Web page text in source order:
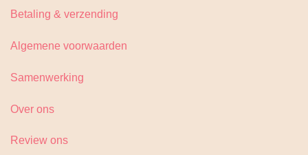
Betaling & verzending
Algemene voorwaarden
Samenwerking
Over ons
Review ons